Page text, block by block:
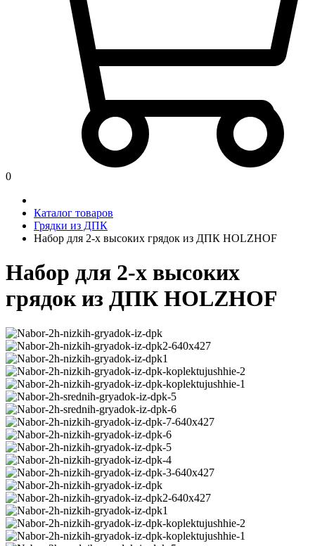
0
Каталог товаров
Грядки из ДПК
Набор для 2-х высоких грядок из ДПК HOLZHOF
Набор для 2-х высоких
грядок из ДПК HOLZHOF